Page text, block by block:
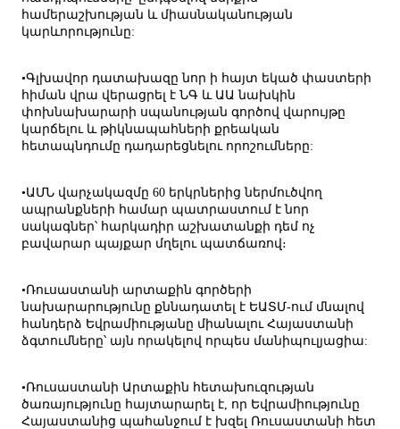
համերաշխության և միասնականության
կարևորությունը:
•Գլխավոր դատախազը նոր ի հայտ եկած փաստերի
հիման վրա վերացրել է ՆԳ և ԱԱ նախկին
փոխնախարարի սպանության գործով վարույթը
կարճելու և թիկնապահների քրեական
հետապնդումը դադարեցնելու որոշումները:
•ԱՄՆ վարչակազմը 60 երկրներից ներմուծվող
ապրանքների համար պատրաստում է նոր
սակագներ՝ հարկադիր աշխատանքի դեմ ոչ
բավարար պայքար մղելու պատճառով։
•Ռուսաստանի արտաքին գործերի
նախարարությունը քննադատել է ԵԱՏՄ-ում մնալով
հանդերձ Եվրամիությանը միանալու Հայաստանի
ձգտումները՝ այն որակելով որպես մանիպուլյացիա:
•Ռուսաստանի Արտաքին հետախուզության
ծառայությունը հայտարարել է, որ Եվրամիությունը
Հայաստանից պահանջում է խզել Ռուսաստանի հետ